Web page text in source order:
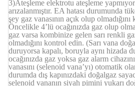
3)Ateşleme elektrotu ateşleme
arızalanmıştır. EA hatası durumunda
şey gaz vanasının açık olup
Öncelikle 4’lü ocağınızda gaz olup
gaz varsa kombinize gelen sarı renkli
olmadığını kontrol edin. (Sarı vana
duruyorsa kapalı, boruyla aynı hizada
ocağınızda gaz yoksa gaz alarm
vanasını (selenoid vana’yı) otomatik
durumda dış kapınızdaki doğalgaz
selenoid vananın siyah pimini yukarı